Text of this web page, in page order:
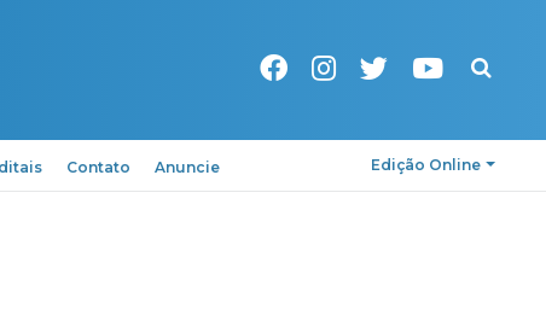
Pesquisa
Contato Anuncie Edição Online